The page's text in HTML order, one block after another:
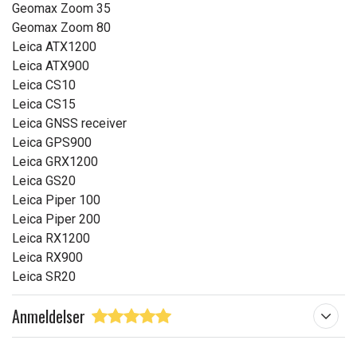
Geomax Zoom 35
Geomax Zoom 80
Leica ATX1200
Leica ATX900
Leica CS10
Leica CS15
Leica GNSS receiver
Leica GPS900
Leica GRX1200
Leica GS20
Leica Piper 100
Leica Piper 200
Leica RX1200
Leica RX900
Leica SR20
Anmeldelser